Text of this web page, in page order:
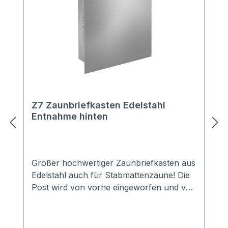
Z7 Zaunbriefkasten Edelstahl
Entnahme hinten
Großer hochwertiger Zaunbriefkasten aus
Edelstahl auch für Stabmattenzäune! Die
Post wird von vorne eingeworfen und von